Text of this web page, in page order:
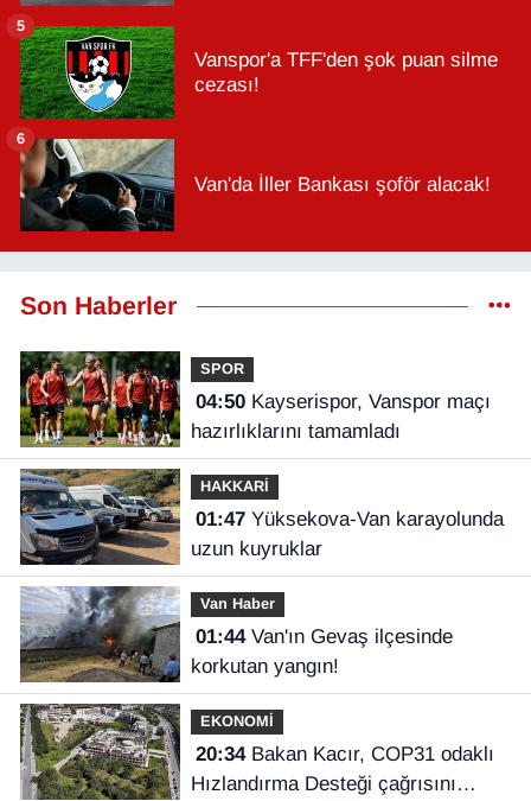
Vanspor'a TFF'den şok puan silme
cezası!
5
Van'da İller Bankası şoför alacak!
6
Son Haberler
SPOR
04:50Kayserispor, Vanspor maçı
hazırlıklarını tamamladı
HAKKARİ
01:47Yüksekova-Van karayolunda
uzun kuyruklar
Van Haber
01:44Van'ın Gevaş ilçesinde
korkutan yangın!
EKONOMİ
20:34Bakan Kacır, COP31 odaklı
Hızlandırma Desteği çağrısını